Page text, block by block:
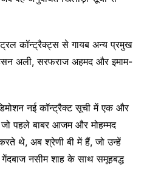
कॉन्ट्रैक्ट्स से गायब अन्य प्रमुख
अली, सरफराज अहमद और इमाम-
नई कॉन्ट्रैक्ट सूची में एक और
जो पहले बाबर आजम और मोहम्मद
थे, अब श्रेणी बी में हैं, जो उन्हें
नसीम शाह के साथ समूहबद्ध